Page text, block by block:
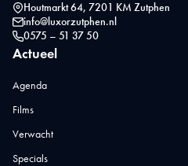
Houtmarkt 64, 7201 KM Zutphen
info@luxorzutphen.nl
0575 – 51 37 50
Actueel
Agenda
Films
Verwacht
Specials